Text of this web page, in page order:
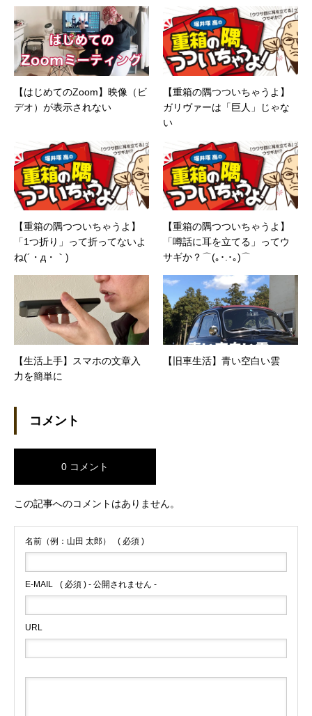
【はじめてのZoom】映像（ビ
デオ）が表示されない
【重箱の隅つついちゃうよ】
ガリヴァーは「巨人」じゃな
い
【重箱の隅つついちゃうよ】
「1つ折り」って折ってないよ
ね(´・д・｀)
【重箱の隅つついちゃうよ】
「噂話に耳を立てる」ってウ
サギか？⌒(｡･.･｡)⌒
【生活上手】スマホの文章入
力を簡単に
【旧車生活】青い空白い雲
コメント
0 コメント
この記事へのコメントはありません。
名前（例：山田 太郎） ( 必須 )
E-MAIL ( 必須 ) - 公開されません -
URL